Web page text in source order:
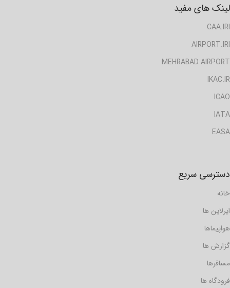
لینک های مفید
CAA.IRI
AIRPORT.IRI
MEHRABAD AIRPORT
IKAC.IR
ICAO
IATA
EASA
دسترسی سریع
خانه
ایرلاین ها
هواپیماها
گزارش ها
مسافرها
فرودگاه ها